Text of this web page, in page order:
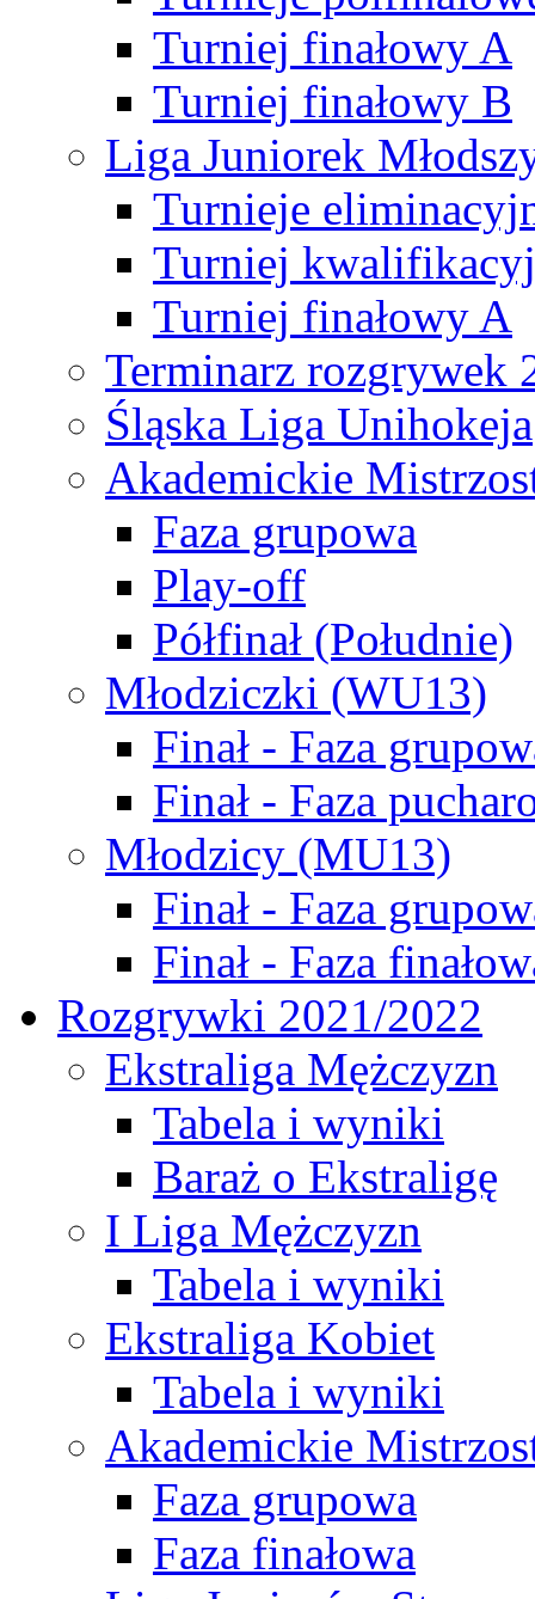
Turniej finałowy A
Turniej finałowy B
Liga Juniorek
Turnieje
Turniej
Turniej finałowy A
Terminarz rozgrywek
Śląska Liga Unihokeja
Akademickie
Faza grupowa
Play-off
Półfinał (Południe)
Młodziczki (WU13)
Finał - Faza
Finał - Faza
Młodzicy (MU13)
Finał - Faza
Finał - Faza
Rozgrywki 2021/2022
Ekstraliga Mężczyzn
Tabela i wyniki
Baraż o Ekstraligę
I Liga Mężczyzn
Tabela i wyniki
Ekstraliga Kobiet
Tabela i wyniki
Akademickie
Faza grupowa
Faza finałowa